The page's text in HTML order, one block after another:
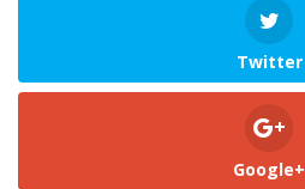
Twitter
Google+